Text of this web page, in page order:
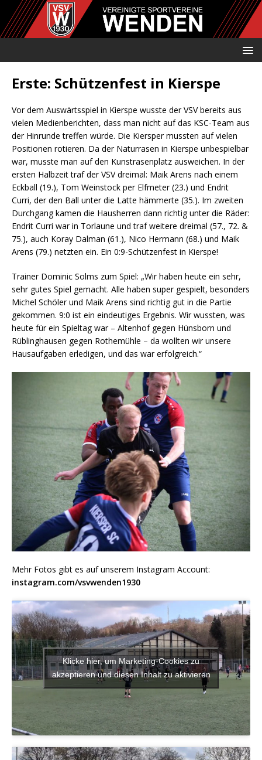
Erste: Schützenfest in Kierspe
Vor dem Auswärtsspiel in Kierspe wusste der VSV bereits aus
vielen Medienberichten, dass man nicht auf das KSC-Team aus
der Hinrunde treffen würde. Die Kiersper mussten auf vielen
Positionen rotieren. Da der Naturrasen in Kierspe unbespielbar
war, musste man auf den Kunstrasenplatz ausweichen. In der
ersten Halbzeit traf der VSV dreimal: Maik Arens nach einem
Eckball (19.), Tom Weinstock per Elfmeter (23.) und Endrit
Curri, der den Ball unter die Latte hämmerte (35.). Im zweiten
Durchgang kamen die Hausherren dann richtig unter die Räder:
Endrit Curri war in Torlaune und traf weitere dreimal (57., 72. &
75.), auch Koray Dalman (61.), Nico Hermann (68.) und Maik
Arens (79.) netzten ein. Ein 0:9-Schützenfest in Kierspe!
Trainer Dominic Solms zum Spiel: „Wir haben heute ein sehr,
sehr gutes Spiel gemacht. Alle haben super gespielt, besonders
Michel Schöler und Maik Arens sind richtig gut in die Partie
gekommen. 9:0 ist ein eindeutiges Ergebnis. Wir wussten, was
heute für ein Spieltag war – Altenhof gegen Hünsborn und
Rüblinghausen gegen Rothemühle – da wollten wir unsere
Hausaufgaben erledigen, und das war erfolgreich.“
Mehr Fotos gibt es auf unserem Instagram Account:
instagram.com/vsvwenden1930
Klicke hier, um Marketing-Cookies zu
akzeptieren und diesen Inhalt zu aktivieren